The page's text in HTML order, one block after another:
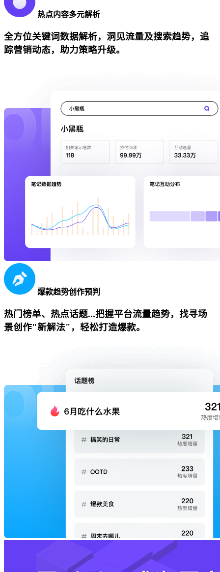
热点内容多元解析
全方位关键词数据解析，洞见流量及搜索趋势，追
踪营销动态，助力策略升级。
爆款趋势创作预判
热门榜单、热点话题...把握平台流量趋势，找寻场
景创作"新解法"，轻松打造爆款。